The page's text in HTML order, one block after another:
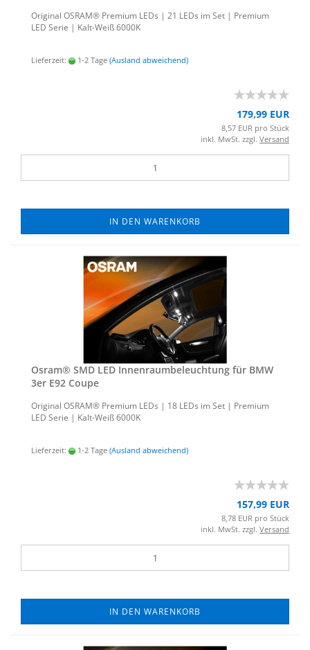
Ori­gi­nal OSRAM® Pre­mi­um LEDs | 21 LEDs im Set | Pre­mi­um
LED Serie | Kalt-​Weiß 6000K
Lieferzeit: 1-2 Tage (Ausland abweichend)
179,99 EUR
8,57 EUR pro Stück
inkl. MwSt. zzgl. Versand
IN DEN WARENKORB
Osram® SMD LED In­nen­raum­be­leuch­tung für BMW
3er E92 Coupe
Ori­gi­nal OSRAM® Pre­mi­um LEDs | 18 LEDs im Set | Pre­mi­um
LED Serie | Kalt-​Weiß 6000K
Lieferzeit: 1-2 Tage (Ausland abweichend)
157,99 EUR
8,78 EUR pro Stück
inkl. MwSt. zzgl. Versand
IN DEN WARENKORB